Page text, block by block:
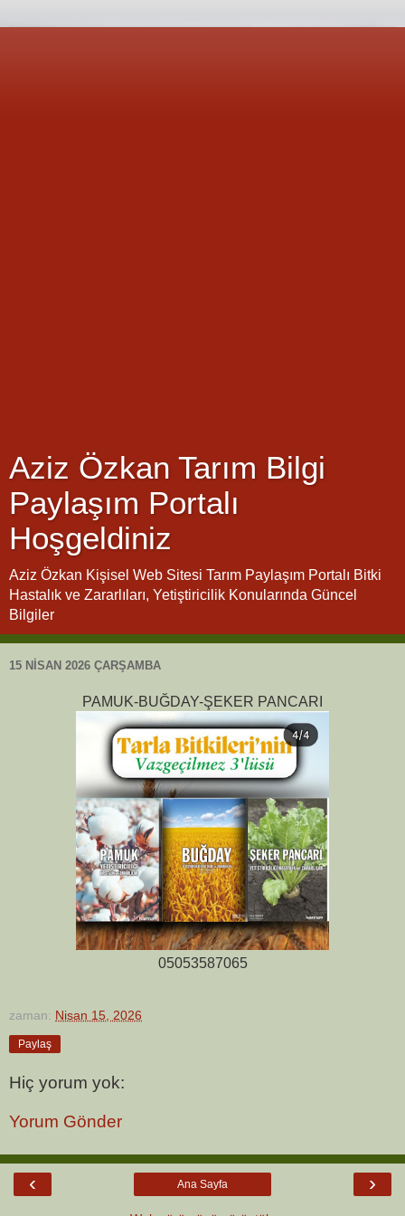
Aziz Özkan Tarım Bilgi
Paylaşım Portalı
Hoşgeldiniz
Aziz Özkan Kişisel Web Sitesi Tarım Paylaşım Portalı Bitki
Hastalık ve Zararlıları, Yetiştiricilik Konularında Güncel
Bilgiler
15 NISAN 2026 ÇARŞAMBA
PAMUK-BUĞDAY-ŞEKER PANCARI
05053587065
zaman: Nisan 15, 2026
Paylaş
Hiç yorum yok:
Yorum Gönder
‹ ›
Ana Sayfa